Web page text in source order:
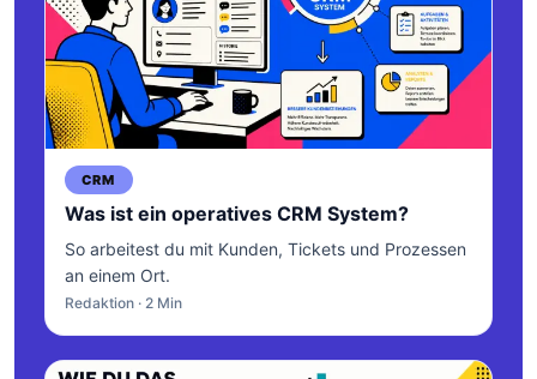
CRM
Was ist ein operatives CRM System?
So arbeitest du mit Kunden, Tickets und Prozessen
an einem Ort.
Redaktion · 2 Min